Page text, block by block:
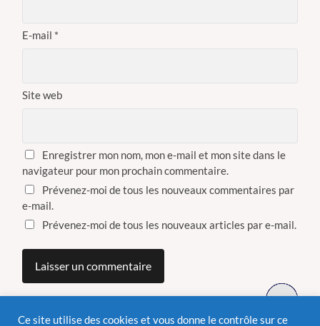
E-mail *
Site web
Enregistrer mon nom, mon e-mail et mon site dans le
navigateur pour mon prochain commentaire.
Prévenez-moi de tous les nouveaux commentaires par
e-mail.
Prévenez-moi de tous les nouveaux articles par e-mail.
Ce site utilise des cookies et vous donne le contrôle sur ce